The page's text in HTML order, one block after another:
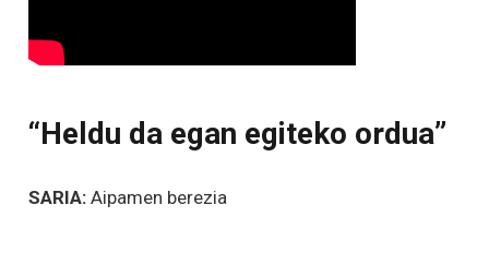
“Heldu da egan egiteko ordua”
SARIA:Aipamen berezia